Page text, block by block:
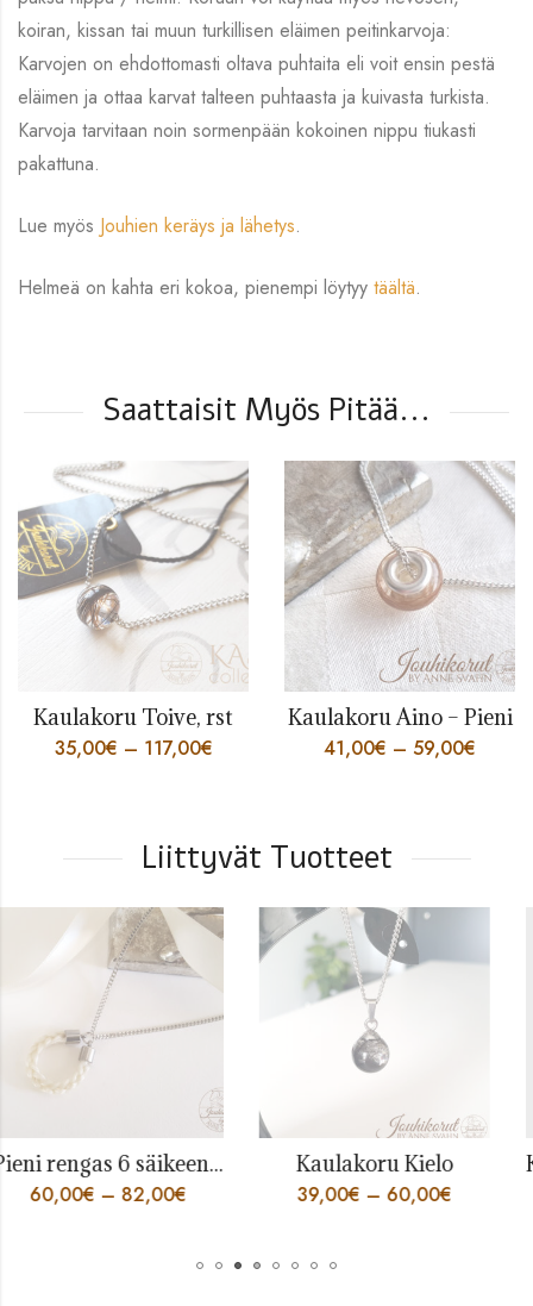
koiran, kissan tai muun turkillisen eläimen peitinkarvoja:
Karvojen on ehdottomasti oltava puhtaita eli voit ensin pestä
eläimen ja ottaa karvat talteen puhtaasta ja kuivasta turkista.
Karvoja tarvitaan noin sormenpään kokoinen nippu tiukasti
pakattuna.
Lue myös Jouhien keräys ja lähetys.
Helmeä on kahta eri kokoa, pienempi löytyy täältä.
Saattaisit Myös Pitää...
Kaulakoru Toive, rst
35,00€ – 117,00€
Kaulakoru Aino – Pieni
41,00€ – 59,00€
Liittyvät Tuotteet
Pieni rengas 6 säikeen punoksella
60,00€ – 82,00€
Kaulakoru Kielo
39,00€ – 60,00€